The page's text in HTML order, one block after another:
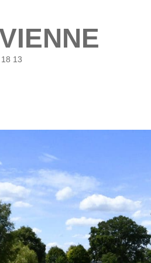
13